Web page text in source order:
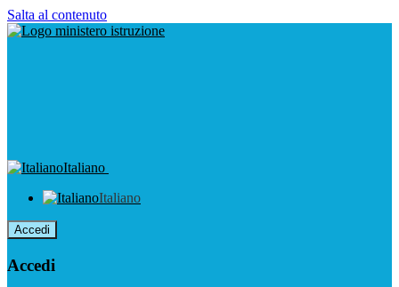
Salta al contenuto
Italiano
Italiano
Accedi
Accedi